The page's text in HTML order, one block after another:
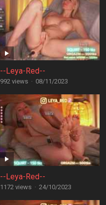
--Leya-Red--
992 views · 08/11/2023
--Leya-Red--
1172 views · 24/10/2023